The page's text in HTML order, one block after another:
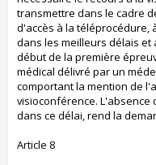
transmettre dans le cadre
d'accès à la téléprocédure,
dans les meilleurs délais et
début de la première
médical délivré par un
comportant la mention de
visioconférence. L'absence
dans ce délai, rend la
Article 8